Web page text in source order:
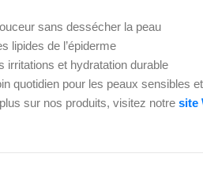
sans dessécher la peau
lipides de l’épiderme
irritations et hydratation durable
quotidien pour les peaux sensibles
sur nos produits, visitez notresite